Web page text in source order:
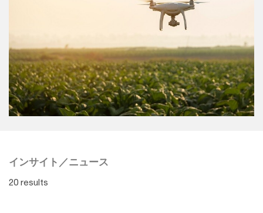
インサイト／ニュース
20 results